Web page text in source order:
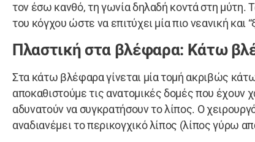
τον έσω κανθό, τη γωνία δηλαδή κοντά στη μύτη.
του κόγχου ώστε να επιτύχει μία πιο νεανική και
Πλαστική στα βλέφαρα: Κάτω
Στα κάτω βλέφαρα γίνεται μία τομή ακριβώς
αποκαθιστούμε τις ανατομικές δομές που
αδυνατούν να συγκρατήσουν το λίπος. Ο
αναδιανέμει το περικογχικό λίπος (λίπος γύρω